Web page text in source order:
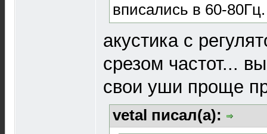
вписались в 60-80Гц.
акустика с
срезом частот...
свои уши проще
vetal писал(а):